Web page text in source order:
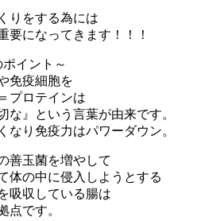
りをする為には
要になってきます！！！
イント～
免疫細胞を
プロテインは
な』という言葉が由来です。
なり免疫力はパワーダウン。
善玉菌を増やして
体の中に侵入しようとする
吸収している腸は
点です。